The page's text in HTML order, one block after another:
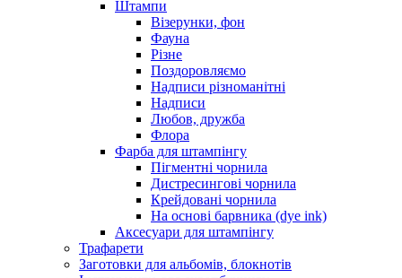
Штампи
Візерунки, фон
Фауна
Різне
Поздоровляємо
Надписи різноманітні
Надписи
Любов, дружба
Флора
Фарба для штампінгу
Пігментні чорнила
Дистресингові чорнила
Крейдовані чорнила
На основі барвника (dye ink)
Аксесуари для штампінгу
Трафарети
Заготовки для альбомів, блокнотів